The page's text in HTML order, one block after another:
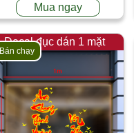
Mua ngay
Decal đục dán 1 mặt
Bán chạy